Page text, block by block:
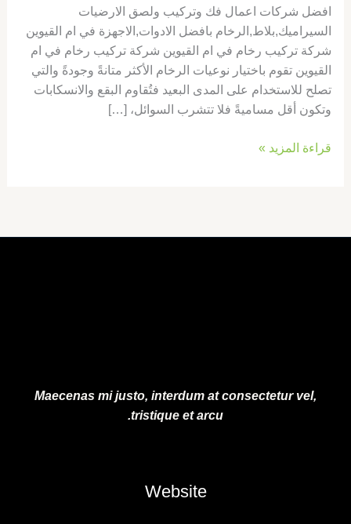
افضل شركات اعمال فك وتركيب ولصق الارضيات
السيراميك,بلاط,الرخام بافضل الادوات,الاجهزة في ام القيوين
شركة تركيب رخام في ام القيوين شركة تركيب رخام في ام
القيوين تقوم باختيار نوعيات الرخام الأكثر متانةً وجودةً والتي
تصلح للاستخدام على المدى البعيد فتُقاوم البقع والانسكابات
وتكون أقل مساميةً فلا تتشرب السوائل، […]
قراءة المزيد »
Maecenas mi justo, interdum at consectetur vel,
tristique et arcu.
Website